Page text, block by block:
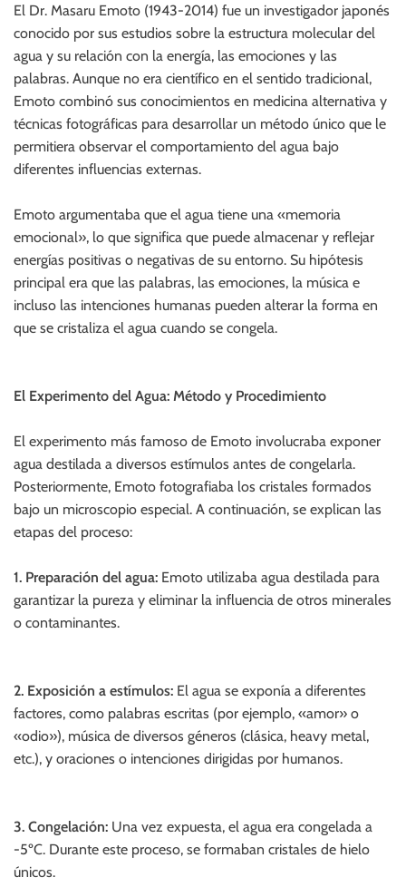
El Dr. Masaru Emoto (1943-2014) fue un investigador japonés
conocido por sus estudios sobre la estructura molecular del
agua y su relación con la energía, las emociones y las
palabras. Aunque no era científico en el sentido tradicional,
Emoto combinó sus conocimientos en medicina alternativa y
técnicas fotográficas para desarrollar un método único que le
permitiera observar el comportamiento del agua bajo
diferentes influencias externas.
Emoto argumentaba que el agua tiene una «memoria
emocional», lo que significa que puede almacenar y reflejar
energías positivas o negativas de su entorno. Su hipótesis
principal era que las palabras, las emociones, la música e
incluso las intenciones humanas pueden alterar la forma en
que se cristaliza el agua cuando se congela.
El Experimento del Agua: Método y Procedimiento
El experimento más famoso de Emoto involucraba exponer
agua destilada a diversos estímulos antes de congelarla.
Posteriormente, Emoto fotografiaba los cristales formados
bajo un microscopio especial. A continuación, se explican las
etapas del proceso:
1. Preparación del agua: Emoto utilizaba agua destilada para
garantizar la pureza y eliminar la influencia de otros minerales
o contaminantes.
2. Exposición a estímulos: El agua se exponía a diferentes
factores, como palabras escritas (por ejemplo, «amor» o
«odio»), música de diversos géneros (clásica, heavy metal,
etc.), y oraciones o intenciones dirigidas por humanos.
3. Congelación: Una vez expuesta, el agua era congelada a
-5ºC. Durante este proceso, se formaban cristales de hielo
únicos.